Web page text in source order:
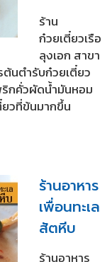
ร้าน
ก๋วยเตี๋ยวเรือ
ลุงเอก สาขา
นตำรับก๋วยเตี๋ยว
ริกคั่วผัดน้ำมันหอม
ยวที่ข้นมากขึ้น
ร้านอาหาร
เพื่อนทะเล
สัตหีบ
ร้านอาหาร